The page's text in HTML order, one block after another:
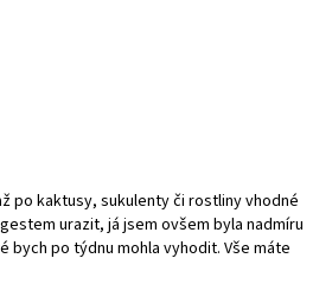
po kaktusy, sukulenty či rostliny vhodné
urazit, já jsem ovšem byla nadmíru
po týdnu mohla vyhodit. Vše máte